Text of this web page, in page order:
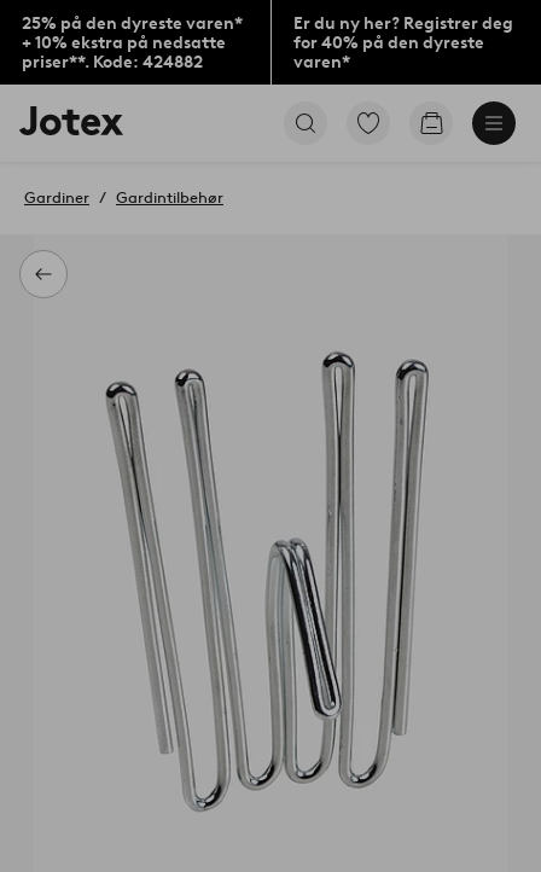
25% på den dyreste varen*
+ 10% ekstra på nedsatte
priser**. Kode: 424882
Er du ny her? Registrer deg
for 40% på den dyreste
varen*
Jotex’
logo
til
Gå
Gå
Tilbake
Gardiner Gardintilbehør